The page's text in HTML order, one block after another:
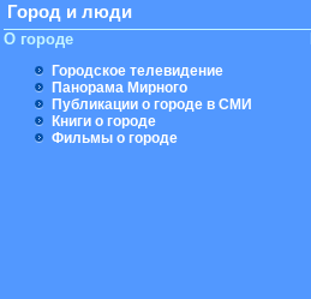
Город и люди
О городе
Городское телевидение
Панорама Мирного
Публикации о городе в СМИ
Книги о городе
Фильмы о городе